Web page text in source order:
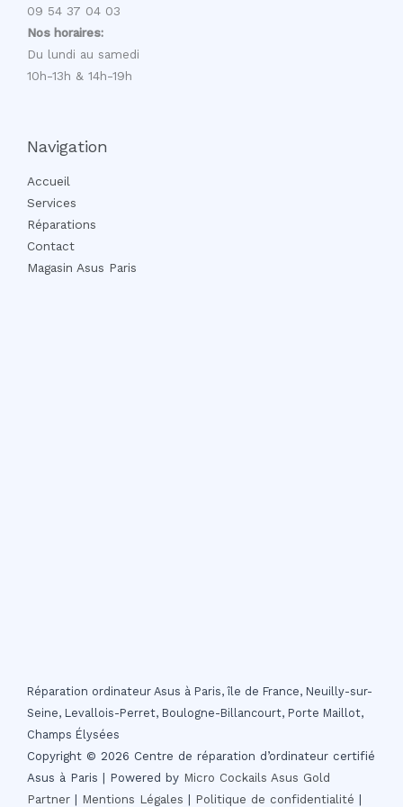
09 54 37 04 03
Nos horaires:
Du lundi au samedi
10h-13h & 14h-19h
Navigation
Accueil
Services
Réparations
Contact
Magasin Asus Paris
Réparation ordinateur Asus à Paris, île de France, Neuilly-sur-
Seine, Levallois-Perret, Boulogne-Billancourt, Porte Maillot,
Champs Élysées
Copyright © 2026 Centre de réparation d’ordinateur certifié
Asus à Paris | Powered by Micro Cockails Asus Gold
Partner
Mentions Légales Politique de confidentialité